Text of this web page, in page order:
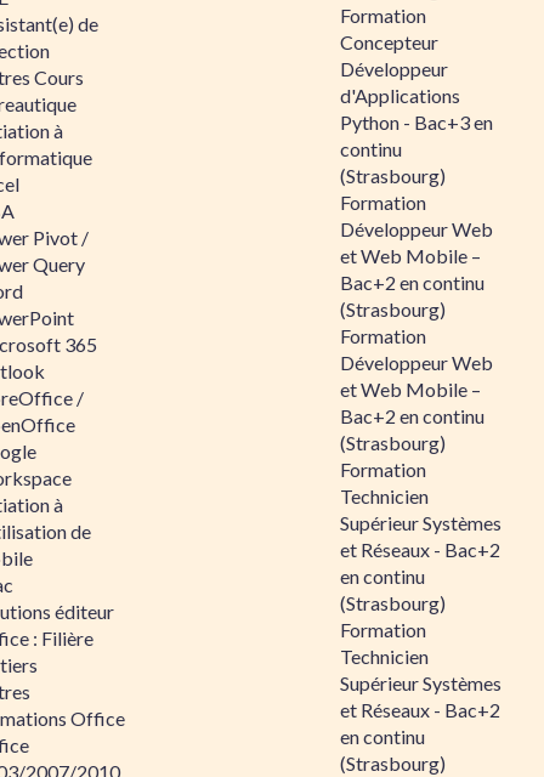
de
Cours
à
Pivot /
Query
365
/
à
de
éditeur
: Filière
Office
2007/2010
Formation
Concepteur
Développeur
d'Applications
Python - Bac+3 en
continu
(Strasbourg)
Formation
Développeur Web
et Web Mobile –
Bac+2 en continu
(Strasbourg)
Formation
Développeur Web
et Web Mobile –
Bac+2 en continu
(Strasbourg)
Formation
Technicien
Supérieur Systèmes
et Réseaux - Bac+2
en continu
(Strasbourg)
Formation
Technicien
Supérieur Systèmes
et Réseaux - Bac+2
en continu
(Strasbourg)